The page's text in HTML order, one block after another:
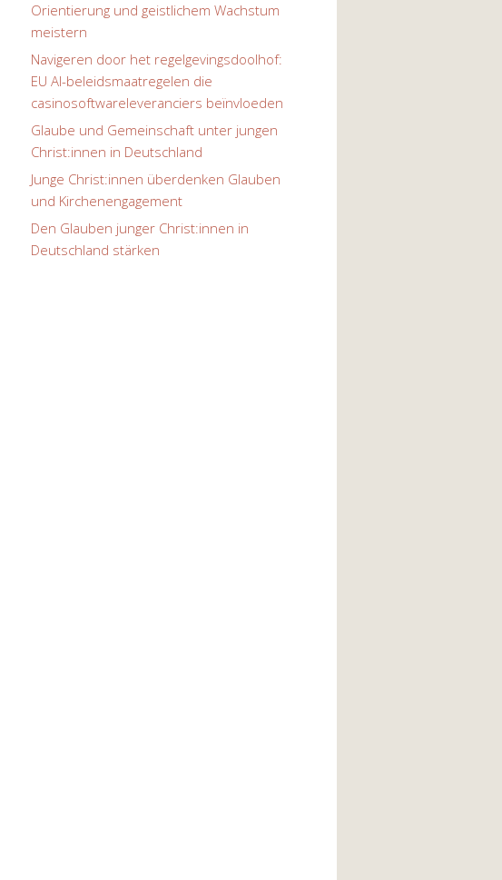
Orientierung und geistlichem Wachstum
meistern
Navigeren door het regelgevingsdoolhof:
EU AI-beleidsmaatregelen die
casinosoftwareleveranciers beïnvloeden
Glaube und Gemeinschaft unter jungen
Christ:innen in Deutschland
Junge Christ:innen überdenken Glauben
und Kirchenengagement
Den Glauben junger Christ:innen in
Deutschland stärken